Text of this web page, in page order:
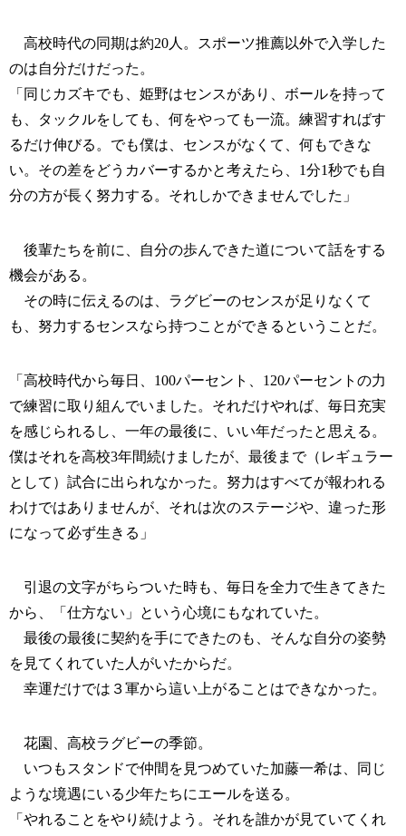
高校時代の同期は約20人。スポーツ推薦以外で入学した
のは自分だけだった。
「同じカズキでも、姫野はセンスがあり、ボールを持って
も、タックルをしても、何をやっても一流。練習すればす
るだけ伸びる。でも僕は、センスがなくて、何もできな
い。その差をどうカバーするかと考えたら、1分1秒でも自
分の方が長く努力する。それしかできませんでした」
後輩たちを前に、自分の歩んできた道について話をする
機会がある。
その時に伝えるのは、ラグビーのセンスが足りなくて
も、努力するセンスなら持つことができるということだ。
「高校時代から毎日、100パーセント、120パーセントの力
で練習に取り組んでいました。それだけやれば、毎日充実
を感じられるし、一年の最後に、いい年だったと思える。
僕はそれを高校3年間続けましたが、最後まで（レギュラー
として）試合に出られなかった。努力はすべてが報われる
わけではありませんが、それは次のステージや、違った形
になって必ず生きる」
引退の文字がちらついた時も、毎日を全力で生きてきた
から、「仕方ない」という心境にもなれていた。
最後の最後に契約を手にできたのも、そんな自分の姿勢
を見てくれていた人がいたからだ。
幸運だけでは３軍から這い上がることはできなかった。
花園、高校ラグビーの季節。
いつもスタンドで仲間を見つめていた加藤一希は、同じ
ような境遇にいる少年たちにエールを送る。
「やれることをやり続けよう。それを誰かが見ていてくれ